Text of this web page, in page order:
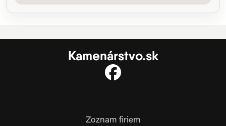
Kamenárstvo.sk
Zoznam firiem